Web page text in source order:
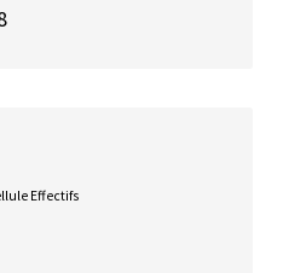
Effectifs